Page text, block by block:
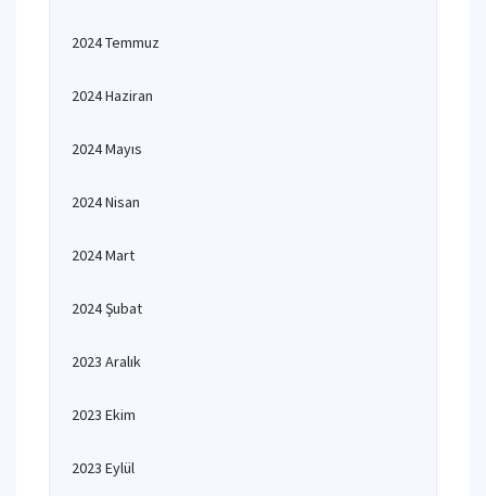
2024 Temmuz
2024 Haziran
2024 Mayıs
2024 Nisan
2024 Mart
2024 Şubat
2023 Aralık
2023 Ekim
2023 Eylül